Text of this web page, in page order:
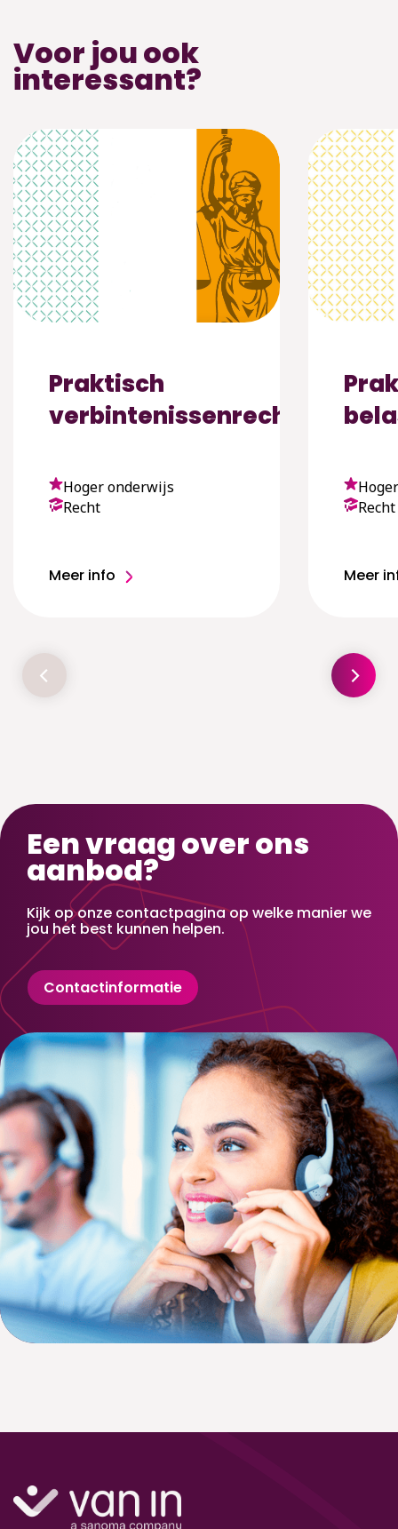
Voor jou ook
interessant?
Praktisch
verbintenissenrecht
Hoger onderwijs
Recht
Meer info
Recht
Meer
Een vraag over ons
aanbod?
Kijk op onze contactpagina op welke manier we
jou het best kunnen helpen.
Contactinformatie